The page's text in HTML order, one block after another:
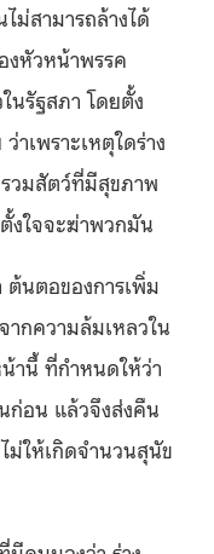
ม่สามารถล้างได้
งหัวหน้าพรรค
นรัฐสภา โดยตั้ง
เพราะเหตุใดร่าง
วมสัตว์ที่มีสุขภาพ
งใจจะฆ่าพวกมัน
นตอของการเพิ่ม
ากความล้มเหลวใน
านี้ ที่กำหนดให้ว่า
ก่อน แล้วจึงส่งคืน
ให้เกิดจำนวนสุนัข